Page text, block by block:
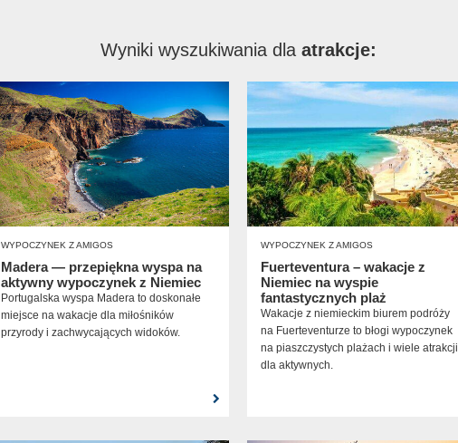
Wyniki wyszukiwania dla atrakcje:
WYPOCZYNEK Z AMIGOS
Madera — przepiękna wyspa na
aktywny wypoczynek z Niemiec
Portugalska wyspa Madera to doskonałe
miejsce na wakacje dla miłośników
przyrody i zachwycających widoków.
WYPOCZYNEK Z AMIGOS
Fuerteventura – wakacje z
Niemiec na wyspie
fantastycznych plaż
Wakacje z niemieckim biurem podróży
na Fuerteventurze to błogi wypoczynek
na piaszczystych plażach i wiele atrakcji
dla aktywnych.